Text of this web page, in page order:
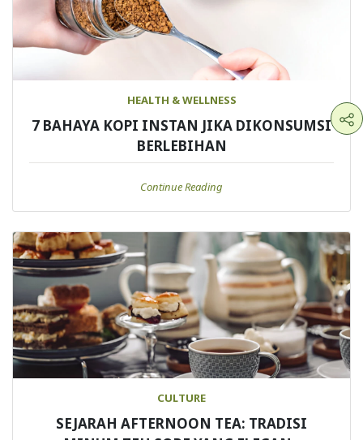
HEALTH & WELLNESS
7 BAHAYA KOPI INSTAN JIKA DIKONSUMSI
BERLEBIHAN
Continue Reading
CULTURE
SEJARAH AFTERNOON TEA: TRADISI